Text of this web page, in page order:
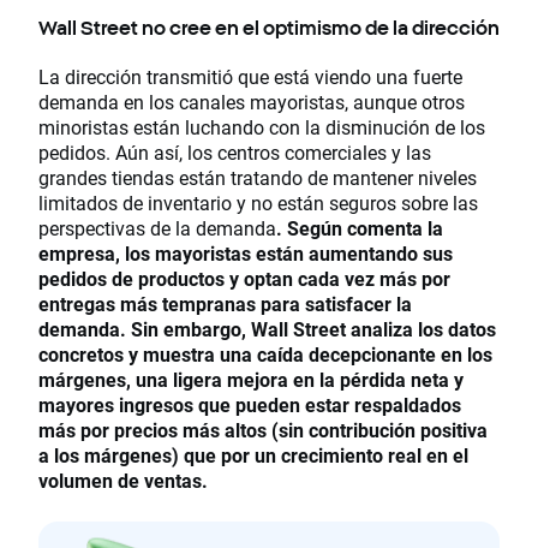
Wall Street no cree en el optimismo de la dirección
La dirección transmitió que está viendo una fuerte
demanda en los canales mayoristas, aunque otros
minoristas están luchando con la disminución de los
pedidos. Aún así, los centros comerciales y las
grandes tiendas están tratando de mantener niveles
limitados de inventario y no están seguros sobre las
perspectivas de la demanda. Según comenta la
empresa, los mayoristas están aumentando sus
pedidos de productos y optan cada vez más por
entregas más tempranas para satisfacer la
demanda. Sin embargo, Wall Street analiza los datos
concretos y muestra una caída decepcionante en los
márgenes, una ligera mejora en la pérdida neta y
mayores ingresos que pueden estar respaldados
más por precios más altos (sin contribución positiva
a los márgenes) que por un crecimiento real en el
volumen de ventas.